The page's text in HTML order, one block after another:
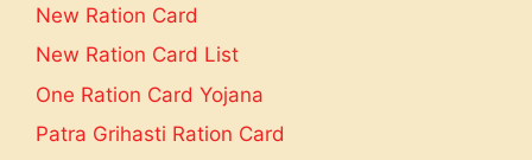
New Ration Card
New Ration Card List
One Ration Card Yojana
Patra Grihasti Ration Card